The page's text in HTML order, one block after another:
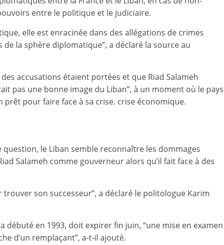
entre le politique et le judiciaire.
elle est enracinée dans des allégations de crimes
la sphère diplomatique”, a déclaré la source au
accusations étaient portées et que Riad Salameh
pas une bonne image du Liban”, à un moment où le pays
prêt pour faire face à sa crise. crise économique.
le Liban semble reconnaître les dommages
Salameh comme gouverneur alors qu’il fait face à des
son successeur”, a déclaré le politologue Karim
débuté en 1993, doit expirer fin juin, “une mise en examen
d’un remplaçant”, a-t-il ajouté.